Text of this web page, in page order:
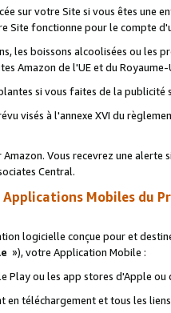
sur votre Site si vous êtes une
Site fonctionne pour le compte
les boissons alcoolisées ou les
Amazon de l'UE et du Royaume-
si vous faites de la publicité
visés à l'annexe XVI du
Vous recevrez une alerte
Central.
Mobiles du
logicielle conçue pour et
»), votre Application Mobile :
Play ou les app stores d'Apple ou
téléchargement et tous les